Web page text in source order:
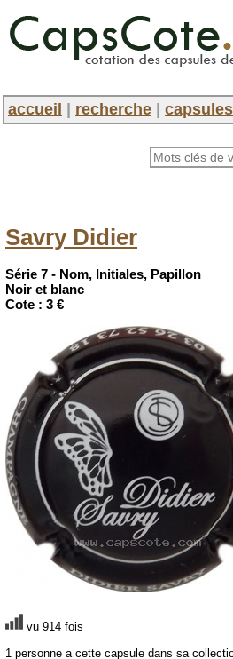
accueil recherche
Savry Didier
Série 7 - Nom, Initiales, Papillon
Noir et blanc
Cote : 3 €
vu 914 fois
1 personne a cette capsule dans sa